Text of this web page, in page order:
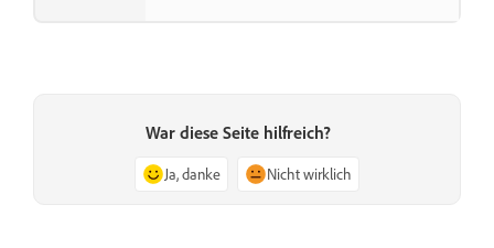
War diese Seite hilfreich?
Ja, danke Nicht wirklich